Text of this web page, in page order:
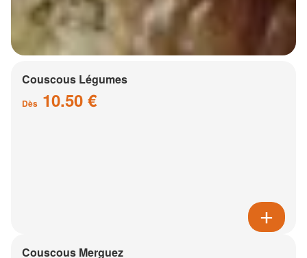
Couscous Légumes
Dès 10.50 €
Couscous Merguez